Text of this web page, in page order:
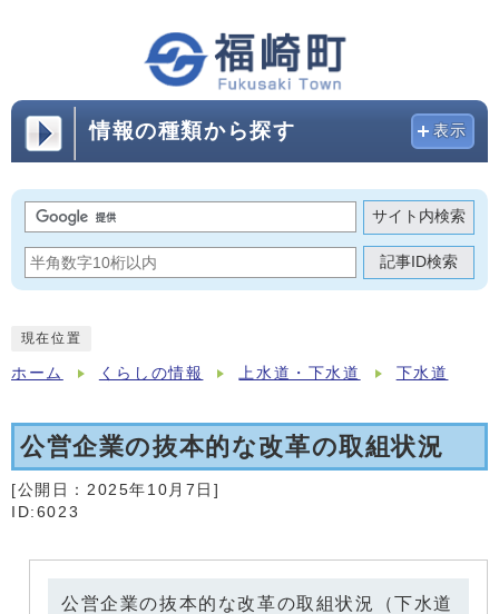
情報の種類から探す 表示
サイト内検索
記事ID検索
現在位置
ホーム くらしの情報 上水道・下水道 下水道
公営企業の抜本的な改革の取組状況
[公開日： 2025年10月7日 ]
ID:6023
公営企業の抜本的な改革の取組状況（下水道